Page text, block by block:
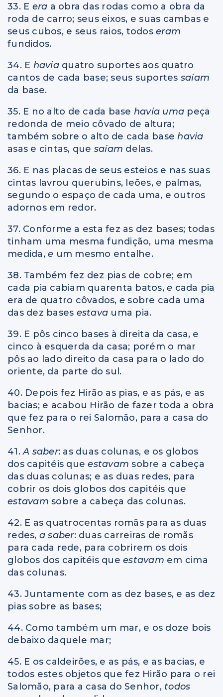
33. E era a obra das rodas como a obra da
roda de carro; seus eixos, e suas cambas e
seus cubos, e seus raios, todos eram
fundidos.
34. E havia quatro suportes aos quatro
cantos de cada base; seus suportes saíam
da base.
35. E no alto de cada base havia uma peça
redonda de meio côvado de altura;
também sobre o alto de cada basehavia
asas e cintas, que saíam delas.
36. E nas placas de seus esteios e nas suas
cintas lavrou querubins, leões, e palmas,
segundo o espaço de cada uma, e outros
adornos em redor.
37. Conforme a esta fez as dez bases; todas
tinham uma mesma fundição, uma mesma
medida, e um mesmo entalhe.
38. Também fez dez pias de cobre; em
cada pia cabiam quarenta batos, e cada pia
era de quatro côvados, esobre cada uma
das dez bases estava uma pia.
39. E pôs cinco bases à direita da casa, e
cinco à esquerda da casa; porém o mar
pôs ao lado direito da casa para o lado do
oriente, da parte do sul.
40. Depois fez Hirão as pias, e as pás, e as
bacias; e acabou Hirão de fazer toda a obra
que fez para o rei Salomão, para a casa do
Senhor.
41.A saber: as duas colunas, e os globos
dos capitéis queestavamsobre a cabeça
das duas colunas; e as duas redes, para
cobrir os dois globos dos capitéis que
estavam sobre a cabeça das colunas.
42. E as quatrocentas romãs para as duas
redes, a saber: duas carreiras de romãs
para cada rede, para cobrirem os dois
globos dos capitéis que estavam em cima
das colunas.
43. Juntamente com as dez bases, e as dez
pias sobre as bases;
44. Como também um mar, e os doze bois
debaixo daquele mar;
45. E os caldeirões, e as pás, e as bacias, e
todos estes objetos que fez Hirão para o rei
Salomão, para a casa do Senhor, todos